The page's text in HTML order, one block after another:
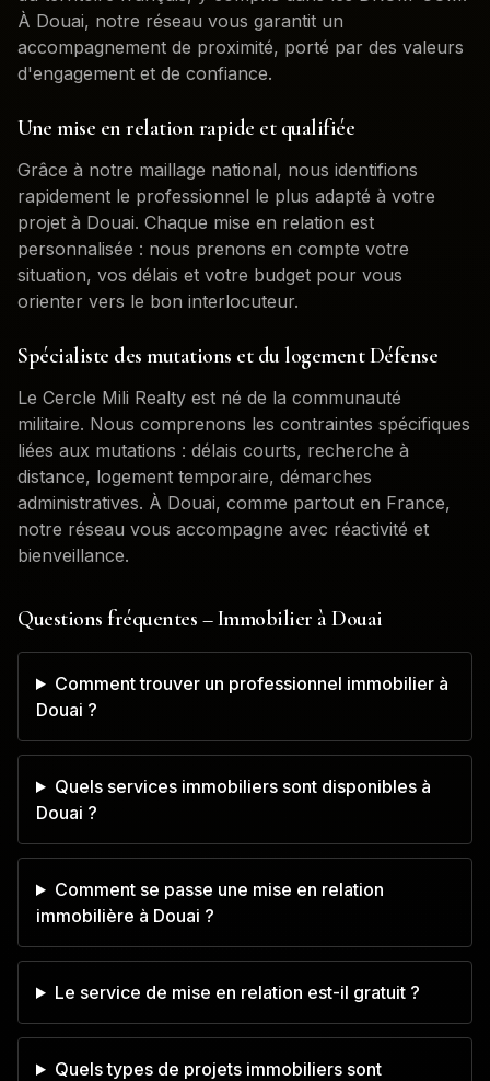
À Douai, notre réseau vous garantit un
accompagnement de proximité, porté par des valeurs
d'engagement et de confiance.
Une mise en relation rapide et qualifiée
Grâce à notre maillage national, nous identifions
rapidement le professionnel le plus adapté à votre
projet à Douai. Chaque mise en relation est
personnalisée : nous prenons en compte votre
situation, vos délais et votre budget pour vous
orienter vers le bon interlocuteur.
Spécialiste des mutations et du logement Défense
Le Cercle Mili Realty est né de la communauté
militaire. Nous comprenons les contraintes spécifiques
liées aux mutations : délais courts, recherche à
distance, logement temporaire, démarches
administratives. À Douai, comme partout en France,
notre réseau vous accompagne avec réactivité et
bienveillance.
Questions fréquentes – Immobilier àDouai
Comment trouver un professionnel immobilier à
Douai ?
Quels services immobiliers sont disponibles à
Douai ?
Comment se passe une mise en relation
immobilière à Douai ?
Le service de mise en relation est-il gratuit ?
Quels types de projets immobiliers sont